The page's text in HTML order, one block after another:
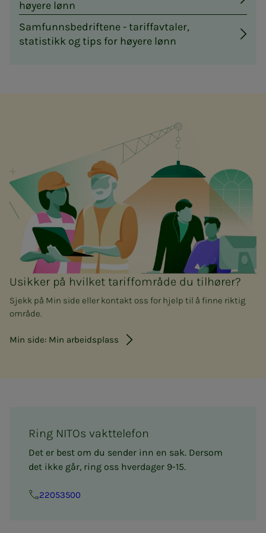
høyere lønn
Samfunnsbedriftene - tariffavtaler,
statistikk og tips for høyere lønn
Usikker på hvilket tariffområde du tilhører?
Sjekk på Min side eller kontakt oss for hjelp til å finne riktig
område.
Min side: Min arbeidsplass
Ring NITOs vakttelefon
Det er best om du sender inn en sak. Dersom
det ikke går, ring oss hverdager 9-15.
22053500